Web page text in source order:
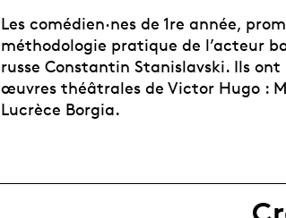
Les comédien·nes de 1re année,
méthodologie pratique de l’acteur
russe Constantin Stanislavski. Ils
œuvres théâtrales de Victor Hugo :
Lucrèce Borgia.